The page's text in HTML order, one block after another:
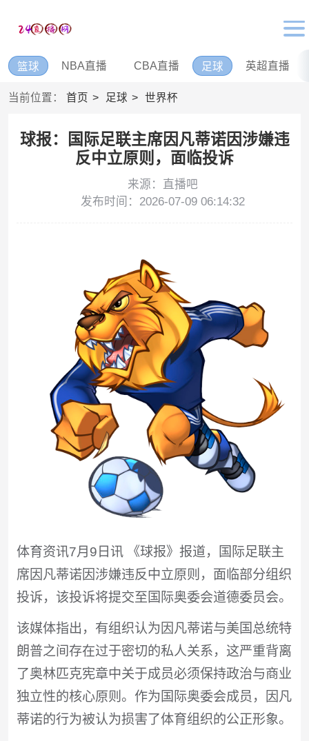
篮球 NBA直播 CBA直播 足球 英超直播
当前位置： 首页 足球 世界杯
球报：国际足联主席因凡蒂诺因涉嫌违
反中立原则，面临投诉
来源：直播吧
发布时间：2026-07-09 06:14:32
体育资讯7月9日讯 《球报》报道，国际足联主
席因凡蒂诺因涉嫌违反中立原则，面临部分组织
投诉，该投诉将提交至国际奥委会道德委员会。
该媒体指出，有组织认为因凡蒂诺与美国总统特
朗普之间存在过于密切的私人关系，这严重背离
了奥林匹克宪章中关于成员必须保持政治与商业
独立性的核心原则。作为国际奥委会成员，因凡
蒂诺的行为被认为损害了体育组织的公正形象。